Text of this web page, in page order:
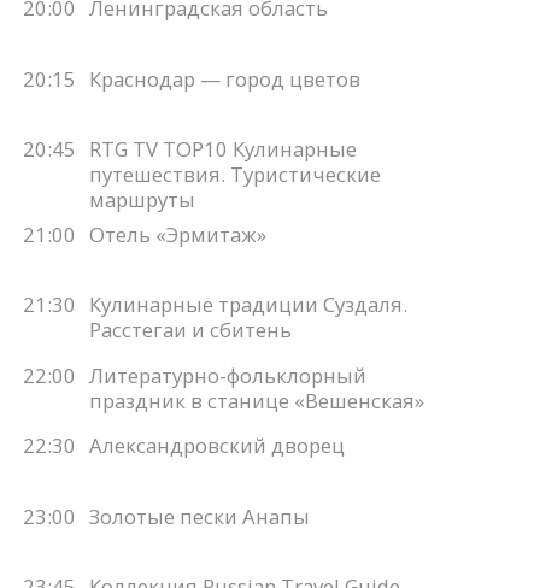
20:00 Ленинградская область
20:15 Краснодар — город цветов
20:45
RTG TV TOP10 Кулинарные
путешествия. Туристические
маршруты
21:00 Отель «Эрмитаж»
21:30
Кулинарные традиции Суздаля.
Расстегаи и сбитень
22:00 Литературно-фольклорный
праздник в станице «Вешенская»
22:30 Александровский дворец
23:00 Золотые пески Анапы